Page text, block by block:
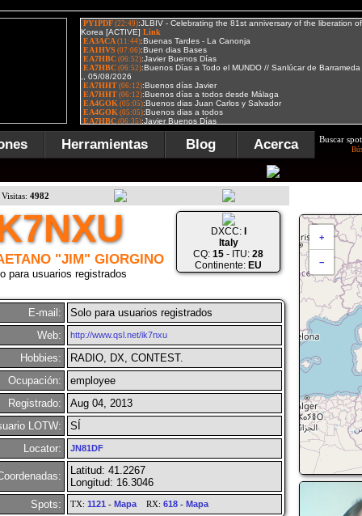
Herramientas Blog Acerca Buscar spot
Visitas: 4982
+
−
"JIM" GIORGINO
para usuarios registrados
DXCC:
Italy
CQ: 15 - ITU: 28
Continente: EU
E-mail:
Solo para usuarios registrados
Web:
http://www.qsl.net/ik7nxu
Hobbies:
RADIO, DX, CONTEST.
Ocupación:
employee
Registrado:
Aug 04, 2013
LOTW:
SÍ
Locator:
JN81DF
Latitud: 41.2267
Longitud: 16.3046
Spots:
TX: 1121 - Mapa RX: 618 - Mapa